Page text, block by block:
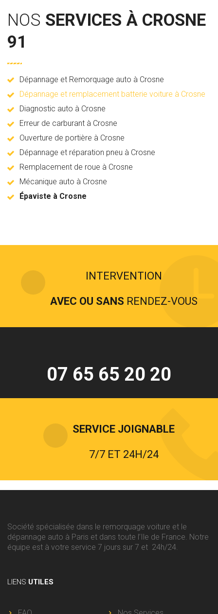
NOS SERVICES À CROSNE
91
Dépannage et Remorquage auto à Crosne
Dépannage et remplacement batterie voiture à Crosne
Diagnostic auto à Crosne
Erreur de carburant à Crosne
Ouverture de portière à Crosne
Dépannage et réparation pneu à Crosne
Remplacement de roue à Crosne
Mécanique auto à Crosne
Épaviste à Crosne
INTERVENTION
AVEC OU SANS RENDEZ-VOUS
07 65 65 20 20
SERVICE JOIGNABLE
7/7 ET 24H/24
Société spécialisée dans le remorquage voiture et le
dépannage auto à Paris et dans toute l’Ile de France. Notre
équipe est à votre service 7 jours sur 7 et 24h/24.
LIENS UTILES